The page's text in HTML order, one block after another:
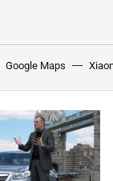
Google Maps